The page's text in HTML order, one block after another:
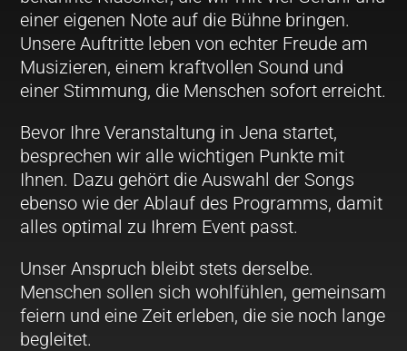
einer eigenen Note auf die Bühne bringen.
Unsere Auftritte leben von echter Freude am
Musizieren, einem kraftvollen Sound und
einer Stimmung, die Menschen sofort erreicht.
Bevor Ihre Veranstaltung in Jena startet,
besprechen wir alle wichtigen Punkte mit
Ihnen. Dazu gehört die Auswahl der Songs
ebenso wie der Ablauf des Programms, damit
alles optimal zu Ihrem Event passt.
Unser Anspruch bleibt stets derselbe.
Menschen sollen sich wohlfühlen, gemeinsam
feiern und eine Zeit erleben, die sie noch lange
begleitet.